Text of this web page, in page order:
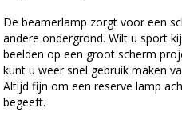
De beamerlamp zorgt voor een
andere ondergrond. Wilt u sport
beelden op een groot scherm
kunt u weer snel gebruik maken
Altijd fijn om een reserve lamp
begeeft.